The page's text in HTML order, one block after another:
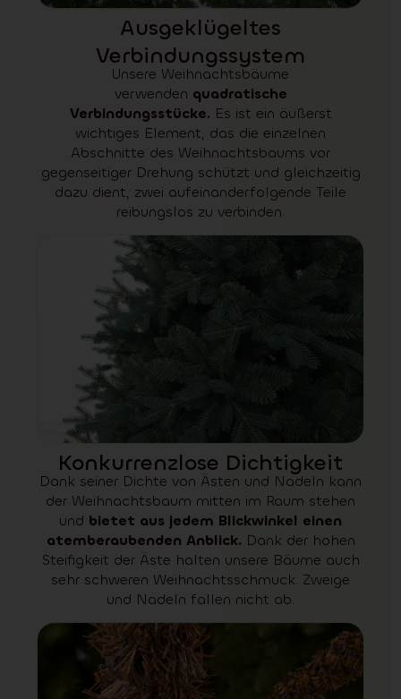
Ausgeklügeltes
Verbindungssystem
Unsere Weihnachtsbäume
verwenden quadratische
Verbindungsstücke. Es ist ein äußerst
wichtiges Element, das die einzelnen
Abschnitte des Weihnachtsbaums vor
gegenseitiger Drehung schützt und gleichzeitig
dazu dient, zwei aufeinanderfolgende Teile
reibungslos zu verbinden.
Konkurrenzlose Dichtigkeit
Dank seiner Dichte von Ästen und Nadeln kann
der Weihnachtsbaum mitten im Raum stehen
und bietet aus jedem Blickwinkel einen
atemberaubenden Anblick. Dank der hohen
Steifigkeit der Äste halten unsere Bäume auch
sehr schweren Weihnachtsschmuck. Zweige
und Nadeln fallen nicht ab.